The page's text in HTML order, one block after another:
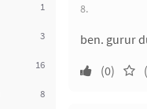
1
3
16
8
8.
ben. gurur
(0)